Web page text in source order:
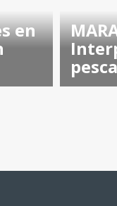
en
pesca